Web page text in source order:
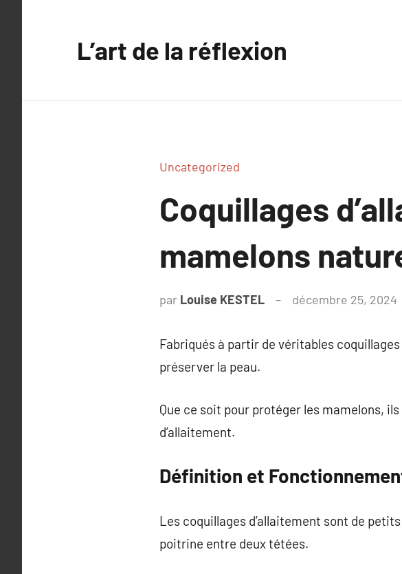
L’art de la réflexion
Uncategorized
Coquillages
mamelons
par Louise KESTEL décembre 25, 2024
Fabriqués à partir de véritables
préserver la peau.
Que ce soit pour protéger les mamelons,
d’allaitement.
Définition et
Les coquillages d’allaitement sont de
poitrine entre deux tétées.